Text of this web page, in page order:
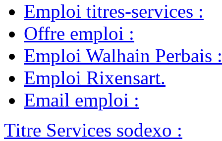
Emploi titres-services :
Offre emploi :
Emploi Walhain Perbais :
Emploi Rixensart.
Email emploi :
Titre Services sodexo :